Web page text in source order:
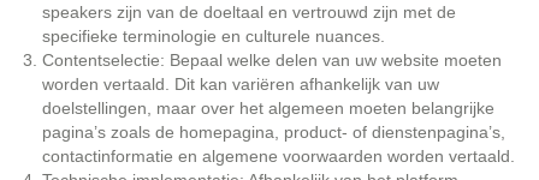
speakers zijn van de doeltaal en vertrouwd zijn met de
specifieke terminologie en culturele nuances.
Contentselectie: Bepaal welke delen van uw website moeten
worden vertaald. Dit kan variëren afhankelijk van uw
doelstellingen, maar over het algemeen moeten belangrijke
pagina’s zoals de homepagina, product- of dienstenpagina’s,
contactinformatie en algemene voorwaarden worden vertaald.